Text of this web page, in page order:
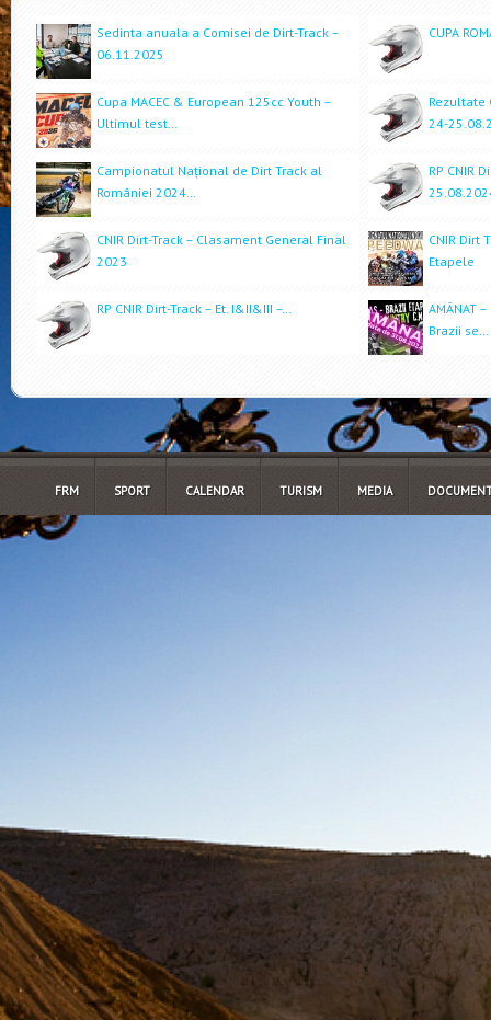
Sedinta anuala a Comisei de Dirt-Track –
06.11.2025
CUPA
Cupa MACEC & European 125cc Youth –
Ultimul test…
Rezultate
24-
Campionatul Național de Dirt Track al
României 2024…
RP CNIR
CNIR Dirt-Track – Clasament General Final
2023
CNIR Dirt
Etapele
RP CNIR Dirt-Track – Et. I&II&III –…
AMÂNAT
Brazii se…
FRM SPORT CALENDAR TURISM MEDIA